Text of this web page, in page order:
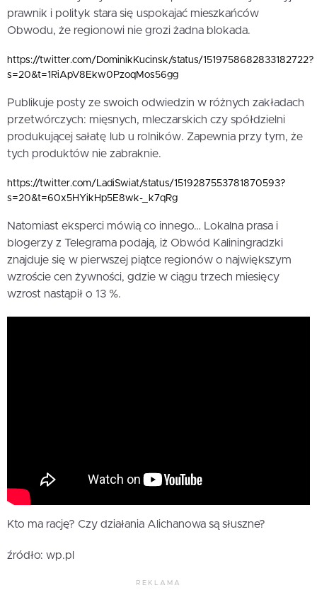
prawnik i polityk stara się uspokajać mieszkańców
Obwodu, że regionowi nie grozi żadna blokada.
https://twitter.com/DominikKucinsk/status/1519758682833182722?
s=20&t=1RiApV8Ekw0PzoqMos56gg
Publikuje posty ze swoich odwiedzin w różnych zakładach
przetwórczych: mięsnych, mleczarskich czy spółdzielni
produkującej sałatę lub u rolników. Zapewnia przy tym, że
tych produktów nie zabraknie.
https://twitter.com/LadiSwiat/status/1519287553781870593?
s=20&t=60x5HYikHp5E8wk-_k7qRg
Natomiast eksperci mówią co innego… Lokalna prasa i
blogerzy z Telegrama podają, iż Obwód Kaliningradzki
znajduje się w pierwszej piątce regionów o największym
wzroście cen żywności, gdzie w ciągu trzech miesięcy
wzrost nastąpił o 13 %.
Kto ma rację? Czy działania Alichanowa są słuszne?
źródło: wp.pl
REKLAMA